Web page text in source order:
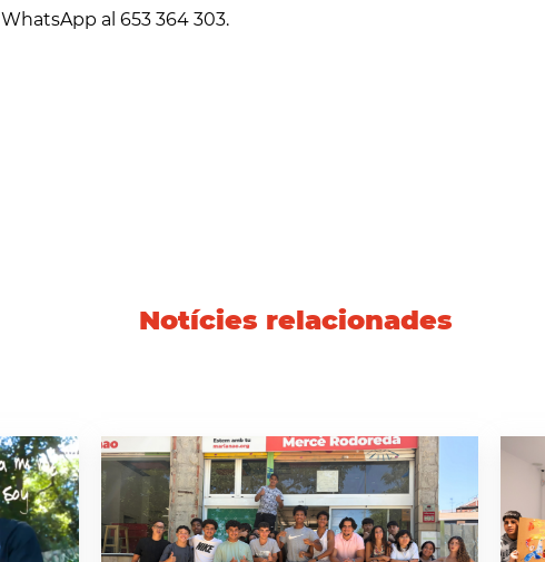
WhatsApp al 653 364 303.
Notícies relacionades